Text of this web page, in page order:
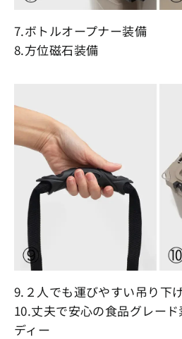
7.ボトルオープナー装備
8.方位磁石装備
9.２人でも運びやすい吊り下
10.丈夫で安心の食品グレー
ディー